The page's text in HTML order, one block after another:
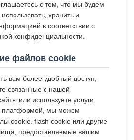
с тем, что мы будем
хранить и
в соответствии с
конфиденциальности.
файлов cookie
вам более удобный доступ,
связанные с нашей
или используете услуги,
платформой, мы можем
cookie, flash cookie или другие
предоставляемые вашим